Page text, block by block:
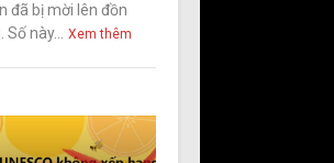
đã bị mời lên đồn
này...
Xem thêm